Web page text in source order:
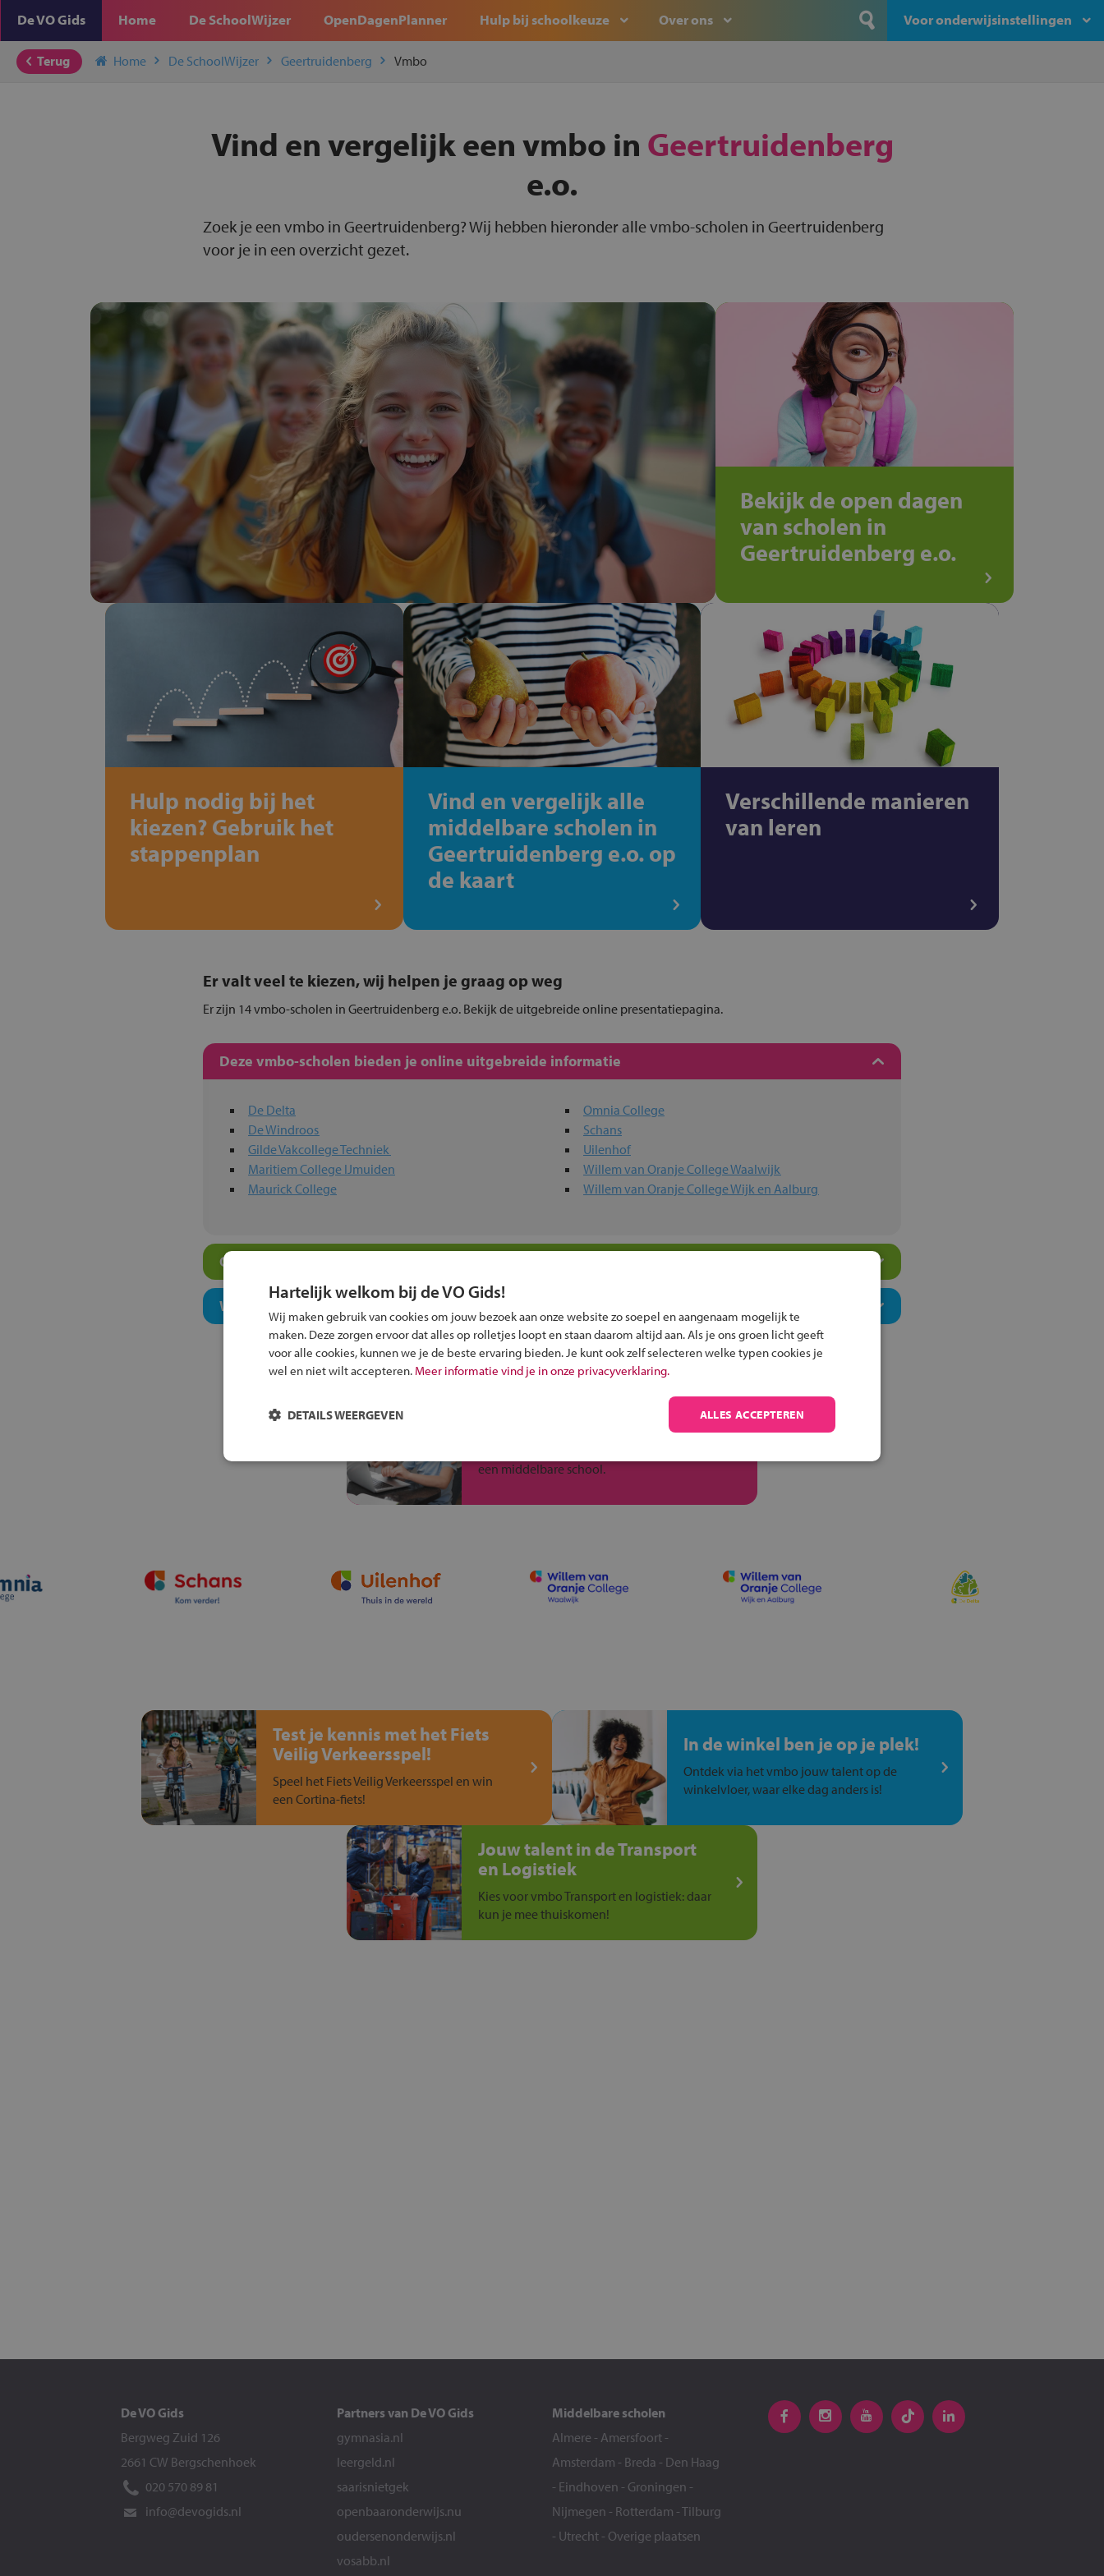
De VO Gids Home De SchoolWijzer OpenDagenPlanner Hulp bij schoolkeuze Over ons Voor onderwijsinstellingen
Terug Home De SchoolWijzer Geertruidenberg Vmbo
Vind en vergelijk een vmbo in Geertruidenberg
e.o.
Zoek je een vmbo in Geertruidenberg? Wij hebben hieronder alle vmbo-scholen in Geertruidenberg
voor je in een overzicht gezet.
Bekijk de open dagen
van scholen in
Geertruidenberg e.o.
Hulp nodig bij het
kiezen? Gebruik het
stappenplan
Vind en vergelijk alle
middelbare scholen in
Geertruidenberg e.o. op
de kaart
Verschillende manieren
van leren
Er valt veel te kiezen, wij helpen je graag op weg
Er zijn 14 vmbo-scholen in Geertruidenberg e.o. Bekijk de uitgebreide online presentatiepagina.
Deze vmbo-scholen bieden je online uitgebreide informatie
De Delta
De Windroos
Gilde Vakcollege Techniek
Maritiem College IJmuiden
Maurick College
Omnia College
Schans
Uilenhof
Willem van Oranje College Waalwijk
Willem van Oranje College Wijk en Aalburg
Overige vmbo-scholen in jouw regio
Welk onderwijsconcept past bij jou?
een middelbare school.
Test je kennis met het Fiets
Veilig Verkeersspel!
Speel het Fiets Veilig Verkeersspel en win
een Cortina-fiets!
In de winkel ben je op je plek!
Ontdek via het vmbo jouw talent op de
winkelvloer, waar elke dag anders is!
Jouw talent in de Transport
en Logistiek
Kies voor vmbo Transport en logistiek: daar
kun je mee thuiskomen!
De VO Gids
Bergweg Zuid 126
2661 CW Bergschenhoek
020 570 89 81
info@devogids.nl
Partners van De VO Gids
gymnasia.nl
leergeld.nl
saarisnietgek
openbaaronderwijs.nu
oudersenonderwijs.nl
vosabb.nl
Middelbare scholen
Almere - Amersfoort -
Amsterdam - Breda - Den Haag
- Eindhoven - Groningen -
Nijmegen - Rotterdam -Tilburg
- Utrecht - Overige plaatsen
Hartelijk welkom bij de VO Gids!
Wij maken gebruik van cookies om jouw bezoek aan onze website zo soepel en aangenaam mogelijk te
maken. Deze zorgen ervoor dat alles op rolletjes loopt en staan daarom altijd aan. Als je ons groen licht geeft
voor alle cookies, kunnen we je de beste ervaring bieden. Je kunt ook zelf selecteren welke typen cookies je
wel en niet wilt accepteren. Meer informatie vind je in onze privacyverklaring.
ALLES ACCEPTEREN
DETAILS WEERGEVEN